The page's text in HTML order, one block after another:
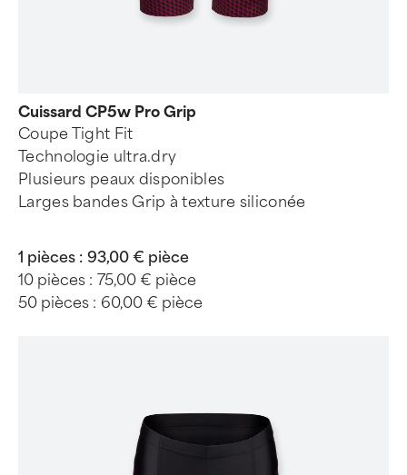
Cuissard CP5w Pro Grip
Coupe Tight Fit
Technologie ultra.dry
Plusieurs peaux disponibles
Larges bandes Grip à texture siliconée
1 pièces : 93,00 € pièce
10 pièces : 75,00 € pièce
50 pièces : 60,00 € pièce